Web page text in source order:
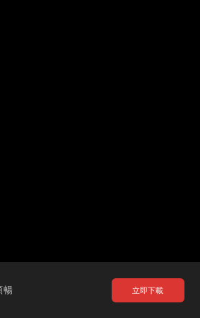
暢 立即下載